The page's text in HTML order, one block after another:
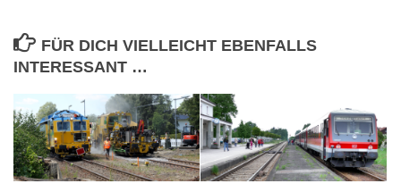
FÜR DICH VIELLEICHT EBENFALLS
INTERESSANT …